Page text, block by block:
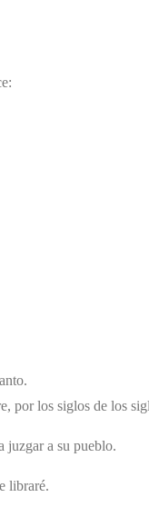
por los siglos de los
juzgar a su pueblo.
libraré.